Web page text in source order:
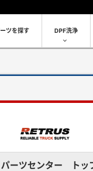
DPF洗浄
ツを探す
パーツセンター トッ